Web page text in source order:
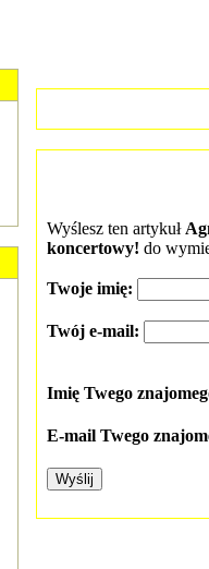
Wyślesz ten artykuł
koncertowy! do
Twoje imię:
Twój e-mail:
Imię Twego
E-mail Twego